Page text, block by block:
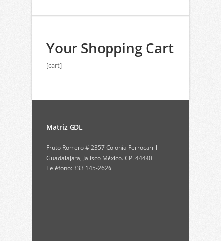
Your Shopping Cart
[cart]
Matriz GDL
Fruto Romero # 2357 Colonia Ferrocarril
Guadalajara, Jalisco México. CP. 44440
Teléfono: 333 145-2626